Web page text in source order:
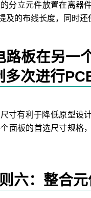
分立元件放置在离器
的布线长度，同时还
路板在另一
多次进行
寸有利于降低原型设
面板的首选尺寸规格
六：整合